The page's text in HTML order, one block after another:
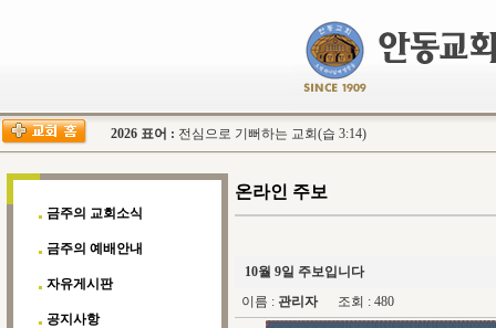
2026 표어 : 전심으로 기뻐하는 교회(습 3:14)
금주의 교회소식
금주의 예배안내
자유게시판
공지사항
온라인 주보
10월 9일 주보입니다
이름 : 관리자조회 : 480